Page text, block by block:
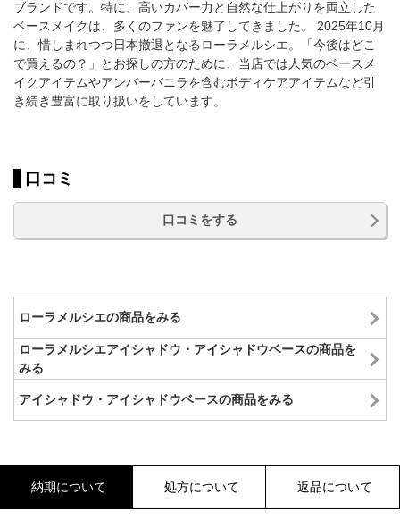
ブランドです。特に、高いカバー力と自然な仕上がりを両立した
ベースメイクは、多くのファンを魅了してきました。 2025年10月
に、惜しまれつつ日本撤退となるローラメルシエ。「今後はどこ
で買えるの？」とお探しの方のために、当店では人気のベースメ
イクアイテムやアンバーバニラを含むボディケアアイテムなど引
き続き豊富に取り扱いをしています。
口コミ
口コミをする
ローラメルシエの商品をみる
ローラメルシエアイシャドウ・アイシャドウベースの商品を
みる
アイシャドウ・アイシャドウベースの商品をみる
納期について 処方について 返品について